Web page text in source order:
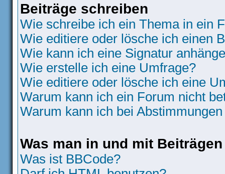
Beiträge schreiben
Wie schreibe ich ein Thema in ein
Wie editiere oder lösche ich einen
Wie kann ich eine Signatur
Wie erstelle ich eine Umfrage?
Wie editiere oder lösche ich eine
Warum kann ich ein Forum nicht
Warum kann ich bei
Was man in und mit
Was ist BBCode?